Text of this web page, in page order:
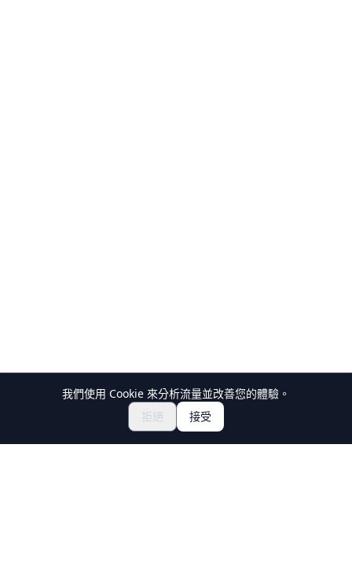
探索祭典與活動
取得日本祭典門票
我們使用 Cookie 來分析流量並改善您的體驗。
拒絕
接受